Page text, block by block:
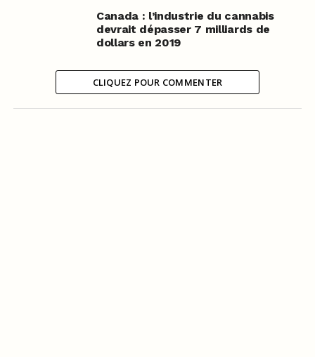
Canada : l’industrie du cannabis
devrait dépasser 7 milliards de
dollars en 2019
CLIQUEZ POUR COMMENTER